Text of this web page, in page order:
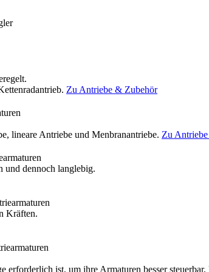
Zu Antriebe & Zubehör
lineare Antriebe und Menbranantriebe. Zu
und dennoch langlebig.
Kräften.
ist, um ihre Armaturen besser